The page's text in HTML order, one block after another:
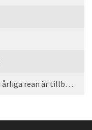
Games Made in Sweden 2026 – Den årliga rean är tillbaka